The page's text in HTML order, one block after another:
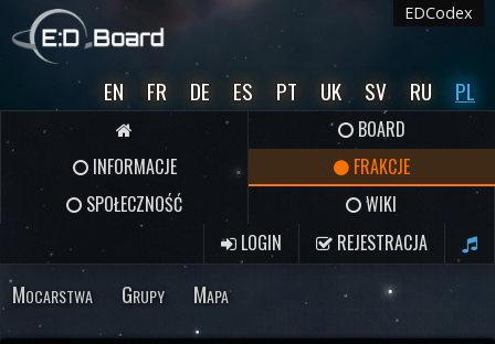
EDCodex
EN FR DE ES PT UK SV RU PL
BOARD
INFORMACJE
FRAKCJE
SPOŁECZNOŚĆ
WIKI
LOGIN
REJESTRACJA
Mocarstwa Grupy Mapa